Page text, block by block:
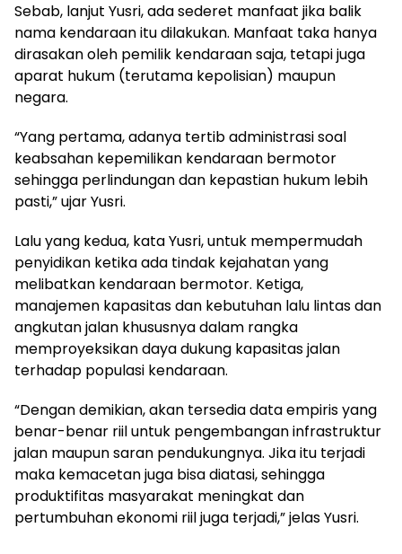
Sebab, lanjut Yusri, ada sederet manfaat jika balik
nama kendaraan itu dilakukan. Manfaat taka hanya
dirasakan oleh pemilik kendaraan saja, tetapi juga
aparat hukum (terutama kepolisian) maupun
negara.
“Yang pertama, adanya tertib administrasi soal
keabsahan kepemilikan kendaraan bermotor
sehingga perlindungan dan kepastian hukum lebih
pasti,” ujar Yusri.
Lalu yang kedua, kata Yusri, untuk mempermudah
penyidikan ketika ada tindak kejahatan yang
melibatkan kendaraan bermotor. Ketiga,
manajemen kapasitas dan kebutuhan lalu lintas dan
angkutan jalan khususnya dalam rangka
memproyeksikan daya dukung kapasitas jalan
terhadap populasi kendaraan.
“Dengan demikian, akan tersedia data empiris yang
benar-benar riil untuk pengembangan infrastruktur
jalan maupun saran pendukungnya. Jika itu terjadi
maka kemacetan juga bisa diatasi, sehingga
produktifitas masyarakat meningkat dan
pertumbuhan ekonomi riil juga terjadi,” jelas Yusri.